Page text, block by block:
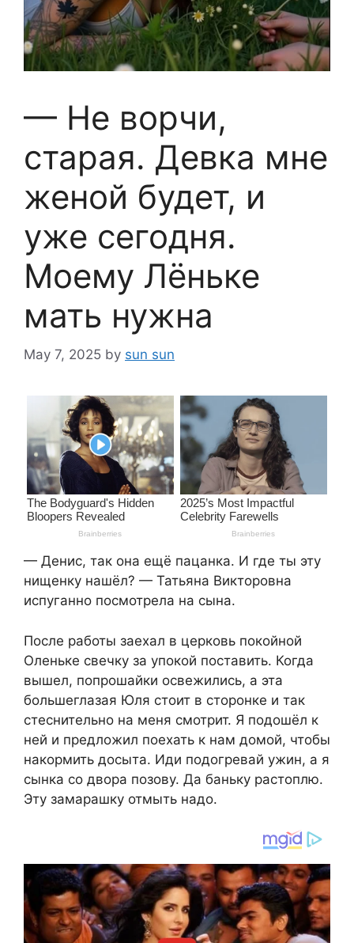
— Не ворчи,
старая. Девка мне
женой будет, и
уже сегодня.
Моему Лёньке
мать нужна
May 7, 2025 by sun sun
— Денис, так она ещё пацанка. И где ты эту
нищенку нашёл? — Татьяна Викторовна
испуганно посмотрела на сына.
После работы заехал в церковь покойной
Оленьке свечку за упокой поставить. Когда
вышел, попрошайки освежились, а эта
большеглазая Юля стоит в сторонке и так
стеснительно на меня смотрит. Я подошёл к
ней и предложил поехать к нам домой, чтобы
накормить досыта. Иди подогревай ужин, а я
сынка со двора позову. Да баньку растоплю.
Эту замарашку отмыть надо.